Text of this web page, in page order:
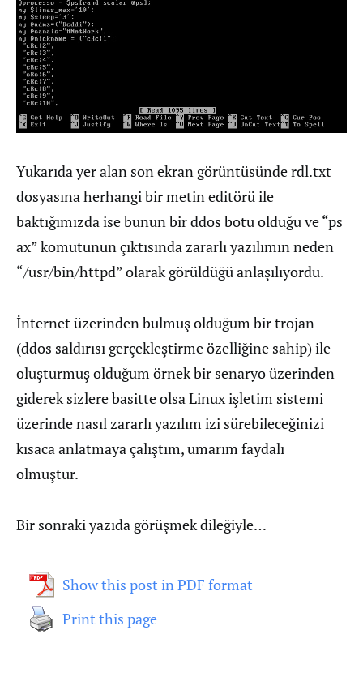
Yukarıda yer alan son ekran görüntüsünde rdl.txt
dosyasına herhangi bir metin editörü ile
baktığımızda ise bunun bir ddos botu olduğu ve “ps
ax” komutunun çıktısında zararlı yazılımın neden
“/usr/bin/httpd” olarak görüldüğü anlaşılıyordu.
İnternet üzerinden bulmuş olduğum bir trojan
(ddos saldırısı gerçekleştirme özelliğine sahip) ile
oluşturmuş olduğum örnek bir senaryo üzerinden
giderek sizlere basitte olsa Linux işletim sistemi
üzerinde nasıl zararlı yazılım izi sürebileceğinizi
kısaca anlatmaya çalıştım, umarım faydalı
olmuştur.
Bir sonraki yazıda görüşmek dileğiyle…
Show this post in PDF format
Print this page